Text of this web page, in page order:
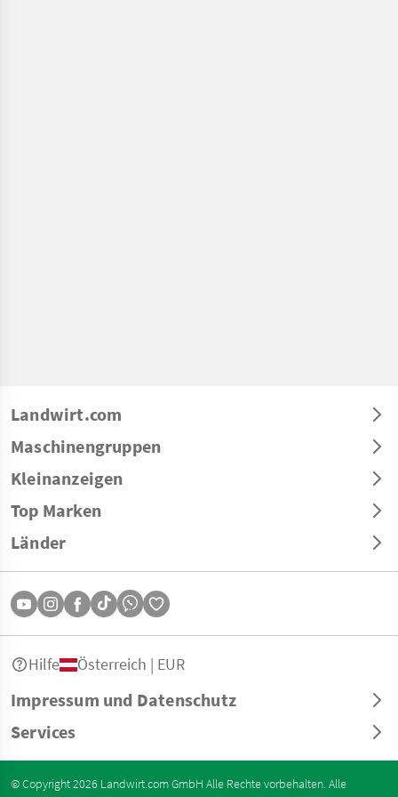
Landwirt.com
Maschinengruppen
Kleinanzeigen
Top Marken
Länder
Impressum und Datenschutz
Services
Hilfe Österreich | EUR
© Copyright 2026 Landwirt.com GmbH Alle Rechte vorbehalten. Alle